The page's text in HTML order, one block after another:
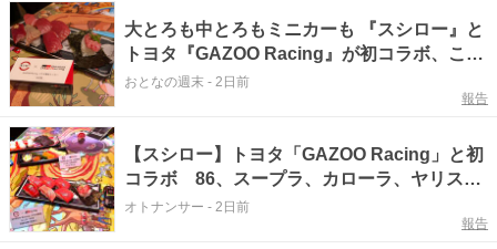
大とろも中とろもミニカーも 『スシロー』と
トヨタ『GAZOO Racing』が初コラボ、この
夏の家族連れは回転寿司で決まり
おとなの週末 - 2日前
報告
【スシロー】トヨタ「GAZOO Racing」と初
コラボ 86、スープラ、カローラ、ヤリスの
限定ミニカーもらえる
オトナンサー - 2日前
報告